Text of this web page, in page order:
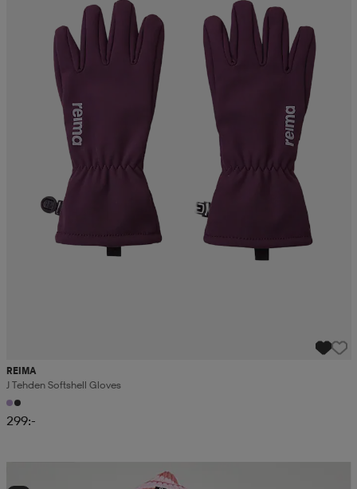
REIMA
J Tehden Softshell Gloves
299:-